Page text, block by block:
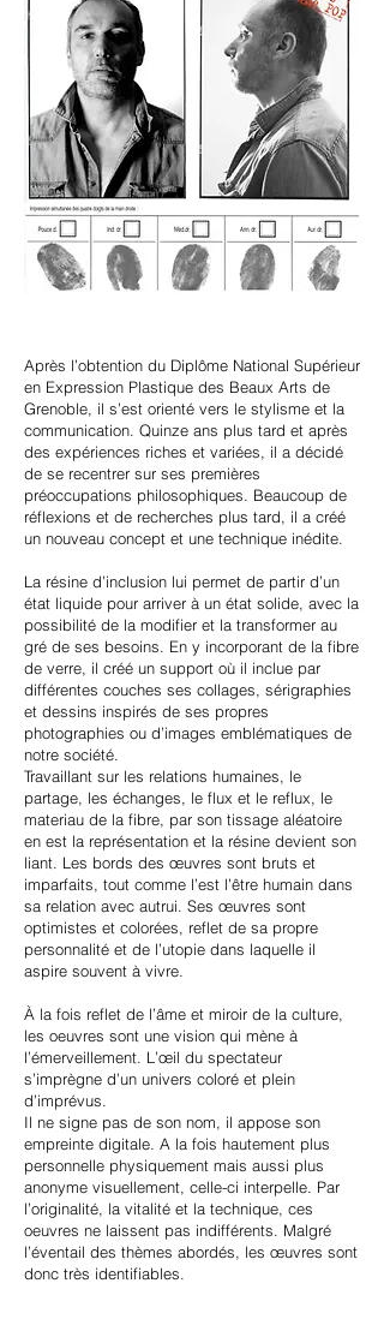
Après l’obtention du Diplôme National Supérieur
en Expression Plastique des Beaux Arts de
Grenoble, il s’est orienté vers le stylisme et la
communication. Quinze ans plus tard et après
des expériences riches et variées, il a décidé
de se recentrer sur ses premières
préoccupations philosophiques. Beaucoup de
réflexions et de recherches plus tard, il a créé
un nouveau concept et une technique inédite.
La résine d’inclusion lui permet de partir d’un
état liquide pour arriver à un état solide, avec la
possibilité de la modifier et la transformer au
gré de ses besoins. En y incorporant de la fibre
de verre, il créé un support où il inclue par
différentes couches ses collages, sérigraphies
et dessins inspirés de ses propres
photographies ou d’images emblématiques de
notre société.
Travaillant sur les relations humaines, le
partage, les échanges, le flux et le reflux, le
materiau de la fibre, par son tissage aléatoire
en est la représentation et la résine devient son
liant. Les bords des œuvres sont bruts et
imparfaits, tout comme l’est l’être humain dans
sa relation avec autrui. Ses œuvres sont
optimistes et colorées, reflet de sa propre
personnalité et de l’utopie dans laquelle il
aspire souvent à vivre.
À la fois reflet de l’âme et miroir de la culture,
les oeuvres sont une vision qui mène à
l’émerveillement. L’œil du spectateur
s’imprègne d’un univers coloré et plein
d’imprévus.
Il ne signe pas de son nom, il appose son
empreinte digitale. A la fois hautement plus
personnelle physiquement mais aussi plus
anonyme visuellement, celle-ci interpelle. Par
l’originalité, la vitalité et la technique, ces
oeuvres ne laissent pas indifférents. Malgré
l’éventail des thèmes abordés, les œuvres sont
donc très identifiables.